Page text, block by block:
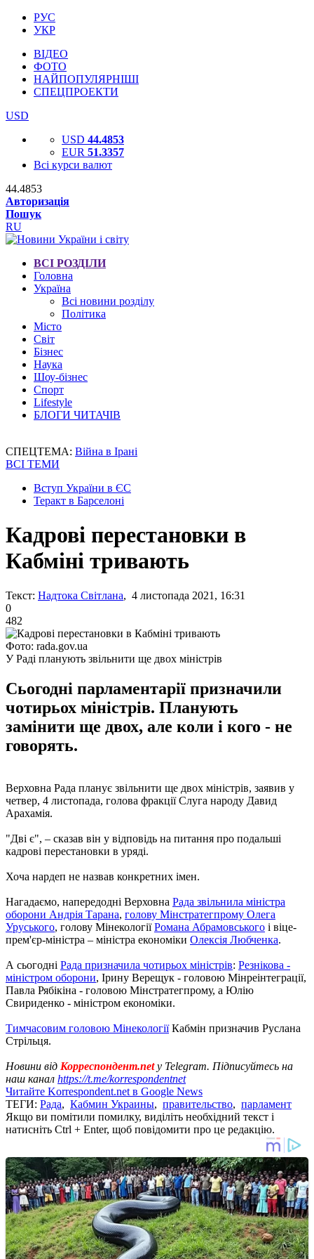
РУС
УКР
ВІДЕО
ФОТО
НАЙПОПУЛЯРНІШІ
СПЕЦПРОЕКТИ
USD
USD 44.4853
EUR 51.3357
Всі курси валют
44.4853
Авторизація
Пошук
RU
ВСІ РОЗДІЛИ
Головна
Україна
Всі новини розділу
Політика
Місто
Світ
Бізнес
Наука
Шоу-бізнес
Спорт
Lifestyle
БЛОГИ ЧИТАЧІВ
СПЕЦТЕМА: Війна в Ірані
ВСІ ТЕМИ
Вступ України в ЄС
Теракт в Барселоні
Кадрові перестановки в
Кабміні тривають
Текст: Надтока Світлана, 4 листопада 2021, 16:31
0
482
Фото: rada.gov.ua
У Раді планують звільнити ще двох міністрів
Сьогодні парламентарії призначили
чотирьох міністрів. Планують
замінити ще двох, але коли і кого - не
говорять.
Верховна Рада планує звільнити ще двох міністрів, заявив у
четвер, 4 листопада, голова фракції Слуга народу Давид
Арахамія.
"Дві є", – сказав він у відповідь на питання про подальші
кадрові перестановки в уряді.
Хоча нардеп не назвав конкретних імен.
Нагадаємо, напередодні Верховна Рада звільнила міністра
оборони Андрія Тарана, голову Мінстратегпрому Олега
Уруського, голову МінекологіїРомана Абрамовського і віце-
прем'єр-міністра – міністра економіки Олексія Любченка.
А сьогодні Рада призначила чотирьох міністрів: Резнікова -
міністром оборони, Ірину Верещук - головою Мінреінтеграції,
Павла Рябікіна - головою Мінстратегпрому, а Юлію
Свириденко - міністром економіки.
Тимчасовим головою МінекологіїКабмін призначив Руслана
Стрільця.
Новини від Корреспондент.netу Telegram. Підписуйтесь на
наш канал https://t.me/korrespondentnet
Читайте Korrespondent.net в Google News
ТЕГИ: Рада, Кабмин Украины, правительство, парламент
Якщо ви помітили помилку, виділіть необхідний текст і
натисніть Ctrl + Enter, щоб повідомити про це редакцію.